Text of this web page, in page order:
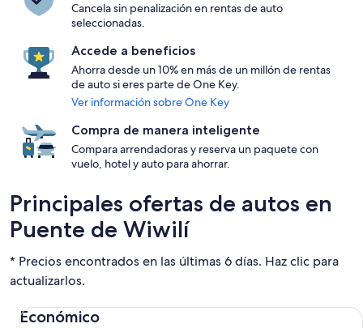
Cancela sin penalización en rentas de auto
seleccionadas.
Accede a beneficios
Ahorra desde un 10% en más de un millón de rentas
de auto si eres parte de One Key.
Ver información sobre One Key
Compra de manera inteligente
Compara arrendadoras y reserva un paquete con
vuelo, hotel y auto para ahorrar.
Principales ofertas de autos en
Puente de Wiwilí
* Precios encontrados en las últimas 6 días. Haz clic para
actualizarlos.
Económico
Económico Chevrolet Spark